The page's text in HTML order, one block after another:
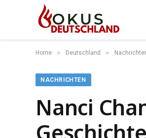
Home » Deutschland »
NACHRICHTEN
Nanci